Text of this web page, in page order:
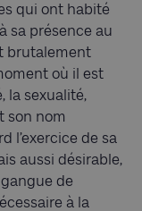
qui ont habité
sa présence au
brutalement
où il est
la sexualité,
son nom
l’exercice de sa
aussi désirable,
de
à la